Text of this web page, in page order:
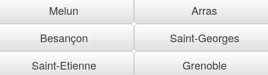
Melun
Arras
Besançon
Saint-Georges
Saint-Etienne
Grenoble